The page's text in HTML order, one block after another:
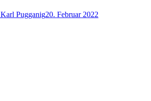
Karl Pugganig20. Februar 2022